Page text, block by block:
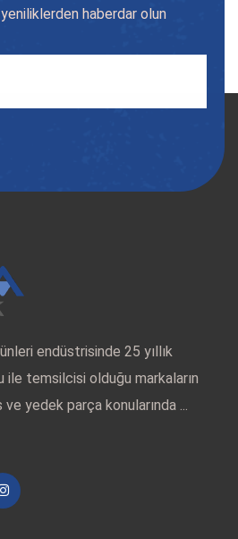
haberdar olun
endüstrisinde 25 yıllık
temsilcisi olduğu markaların
yedek parça konularında ...